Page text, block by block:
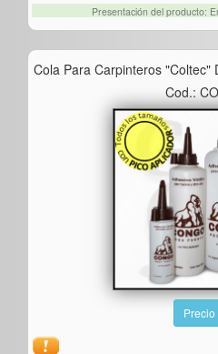
Presentación del producto:
Cola Para Carpinteros "coltec"
Cod.:
Precio